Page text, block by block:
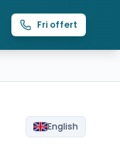
Fri offert
English